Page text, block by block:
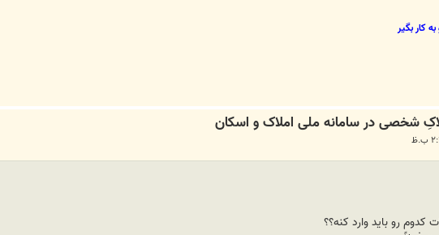
کار بگیر